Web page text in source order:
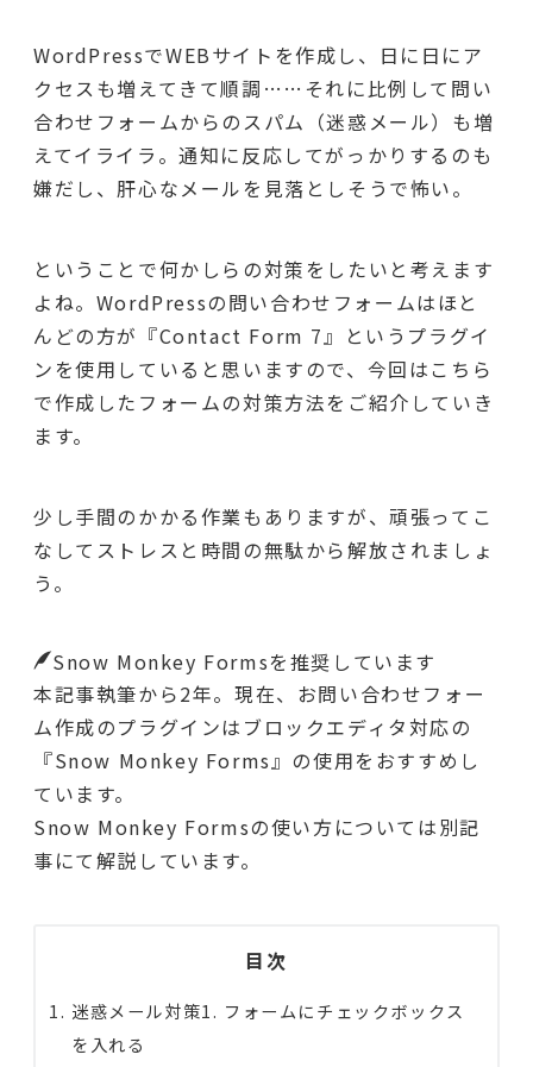
WordPressでWEBサイトを作成し、日に日にア
クセスも増えてきて順調……それに比例して問い
合わせフォームからのスパム（迷惑メール）も増
えてイライラ。通知に反応してがっかりするのも
嫌だし、肝心なメールを見落としそうで怖い。
ということで何かしらの対策をしたいと考えます
よね。WordPressの問い合わせフォームはほと
んどの方が『Contact Form 7』というプラグイ
ンを使用していると思いますので、今回はこちら
で作成したフォームの対策方法をご紹介していき
ます。
少し手間のかかる作業もありますが、頑張ってこ
なしてストレスと時間の無駄から解放されましょ
う。
Snow Monkey Formsを推奨しています
本記事執筆から2年。現在、お問い合わせフォー
ム作成のプラグインはブロックエディタ対応の
『Snow Monkey Forms』の使用をおすすめし
ています。
Snow Monkey Formsの使い方については別記
事にて解説しています。
目次
迷惑メール対策1. フォームにチェックボックス
を入れる